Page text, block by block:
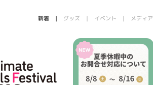
新着 グッズ イベント メディア